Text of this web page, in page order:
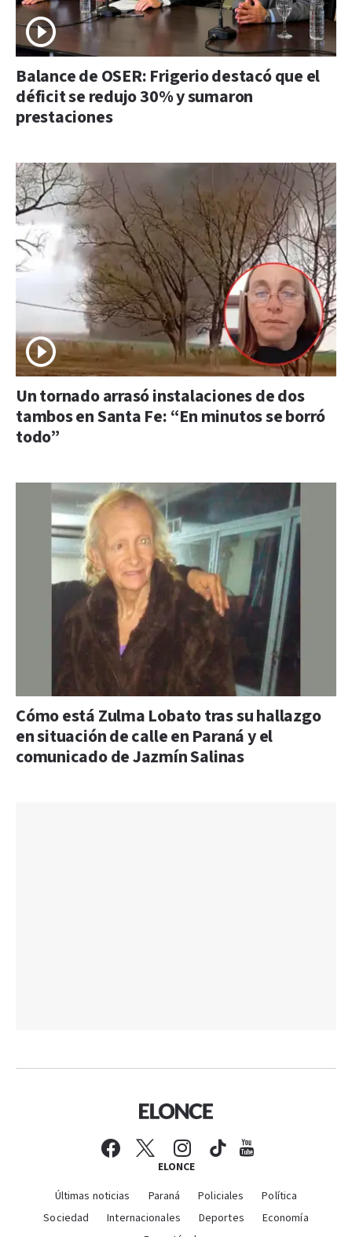
Balance de OSER: Frigerio destacó que el
déficit se redujo 30% y sumaron
prestaciones
Un tornado arrasó instalaciones de dos
tambos en Santa Fe: “En minutos se borró
todo”
Cómo está Zulma Lobato tras su hallazgo
en situación de calle en Paraná y el
comunicado de Jazmín Salinas
ELONCE
Últimas noticias Paraná Policiales
Política
Sociedad
Internacionales Deportes
Economía